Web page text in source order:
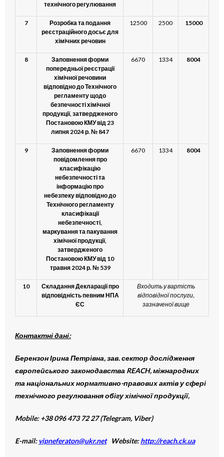
технічного регулювання
7
Розробка та подання
реєстраційного досьє для
хімічних речовин
12500 2500 15000
8
Заповнення форми
попередньої реєстрації
хімічної речовини
відповідно до Технічного
регламенту щодо
безпечності хімічної
продукції, затвердженого
Постановою КМУ від 23
липня 2024 р. № 847
6670 1334 8004
9
Заповнення форми
повідомлення про
класифікацію
небезпечності та
інформацію про
небезпеку відповідно до
Технічного регламенту
класифікації
небезпечності,
маркування та пакування
хімічної продукції,
затвердженого
Постановою КМУ від 10
травня 2024 р. № 539
6670 1334 8004
10
Складання Декларації про
відповідність певним НПА
ЄС
Входить у вартість
відповідної послуги,
зазначеної вище
Контактні дані:
Берензон Ірина Петрівна, зав. сектор дослідження
європейського законодавства REACH, міжнародних
та національних нормативно-правових актів у сфері
технічного регулювання обігу хімічної продукції,
Mobile: +38 096 473 72 27 (Telegram, Viber)
E-mail: vipneferaton@ukr.net Website: http://reach.ck.ua